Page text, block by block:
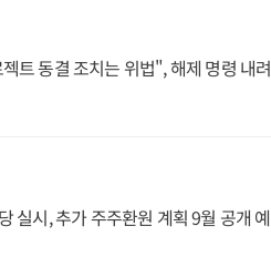
트 동결 조치는 위법", 해제 명령 내려
실시, 추가 주주환원 계획 9월 공개 예